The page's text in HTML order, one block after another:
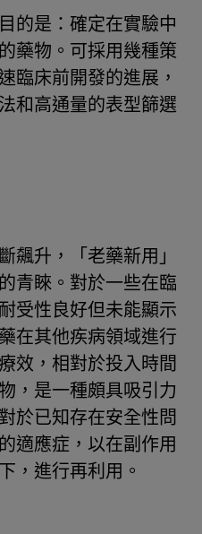
的是：確定在實驗中
藥物。可採用幾種策
臨床前開發的進展，
和高通量的表型篩選
飆升，「老藥新用」
青睞。對於一些在臨
受性良好但未能顯示
在其他疾病領域進行
效，相對於投入時間
，是一種頗具吸引力
於已知存在安全性問
適應症，以在副作用
，進行再利用。